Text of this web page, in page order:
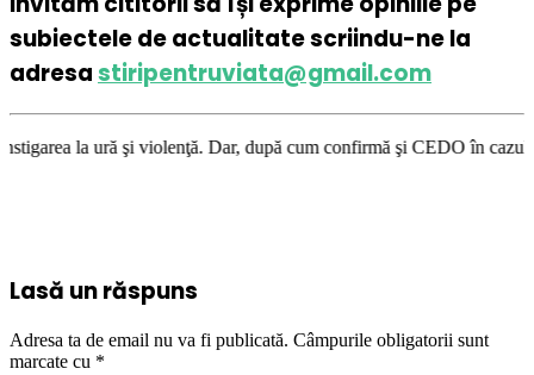
subiectele de actualitate scriindu-ne la
adresastiripentruviata@gmail.com
Dar, după cum confirmă şi CEDO în cazul Handyside vs.
Lasă un răspuns
Adresa ta de email nu va fi publicată. Câmpurile obligatorii sunt
marcate cu *